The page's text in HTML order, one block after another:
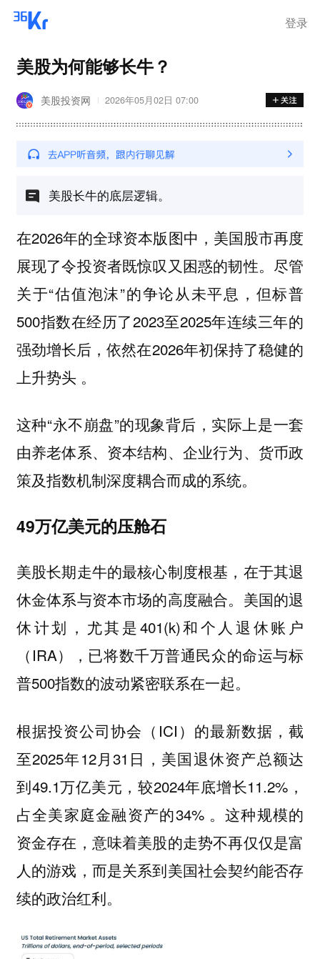
登录
美股为何能够长牛？
美股投资网 2026年05月02日 07:00
美股长牛的底层逻辑。
在2026年的全球资本版图中，美国股市再度
展现了令投资者既惊叹又困惑的韧性。尽管
关于“估值泡沫”的争论从未平息，但标普
500指数在经历了2023至2025年连续三年的
强劲增长后，依然在2026年初保持了稳健的
上升势头 。
这种“永不崩盘”的现象背后，实际上是一套
由养老体系、资本结构、企业行为、货币政
策及指数机制深度耦合而成的系统。
49万亿美元的压舱石
美股长期走牛的最核心制度根基，在于其退
休金体系与资本市场的高度融合。美国的退
休计划，尤其是401(k)和个人退休账户
（IRA），已将数千万普通民众的命运与标
普500指数的波动紧密联系在一起。
根据投资公司协会（ICI）的最新数据，截
至2025年12月31日，美国退休资产总额达
到49.1万亿美元，较2024年底增长11.2%，
占全美家庭金融资产的34% 。这种规模的
资金存在，意味着美股的走势不再仅仅是富
人的游戏，而是关系到美国社会契约能否存
续的政治红利。